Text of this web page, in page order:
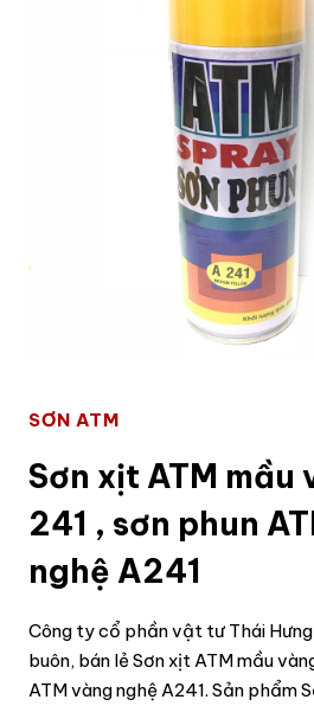
SƠN ATM
Sơn xịt ATM mầu
241 , sơn phun
nghệ A241
Công ty cổ phần vật tư Thái
buôn, bán lẻ Sơn xịt ATM mầu
ATM vàng nghệ A241. Sản phẩm